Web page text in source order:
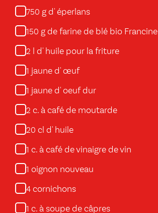
750 g d' éperlans
150 g de farine de blé bio Francine
2 l d' huile pour la friture
1 jaune d' œuf
1 jaune d' oeuf dur
2 c. à café de moutarde
20 cl d' huile
1 c. à café de vinaigre de vin
1 oignon nouveau
4 cornichons
1 c. à soupe de câpres